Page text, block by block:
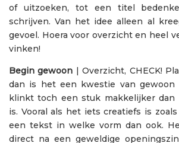
of uitzoeken, tot een titel
schrijven. Van het idee alleen al
gevoel. Hoera voor overzicht en heel
vinken!
Begin gewoon | Overzicht, CHECK!
dan is het een kwestie van gewoon
klinkt toch een stuk makkelijker dan
is. Vooral als het iets creatiefs is
een tekst in welke vorm dan ook.
direct na een geweldige